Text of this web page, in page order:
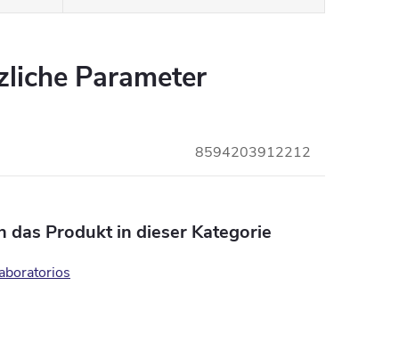
Parameter
8594203912212
das Produkt in dieser Kategorie